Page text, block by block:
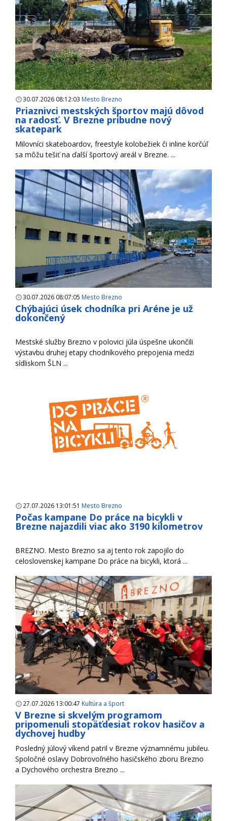
30.07.2026 08:12:03 Mesto Brezno
Priaznivci mestských športov majú dôvod
na radosť. V Brezne pribudne nový
skatepark
Milovníci skateboardov, freestyle kolobežiek či inline korčúľ
sa môžu tešiť na ďalší športový areál v Brezne. ...
30.07.2026 08:07:05 Mesto Brezno
Chýbajúci úsek chodníka pri Aréne je už
dokončený
Mestské služby Brezno v polovici júla úspešne ukončili
výstavbu druhej etapy chodníkového prepojenia medzi
sídliskom ŠLN ...
27.07.2026 13:01:51 Mesto Brezno
Počas kampane Do práce na bicykli v
Brezne najazdili viac ako 3190 kilometrov
BREZNO. Mesto Brezno sa aj tento rok zapojilo do
celoslovenskej kampane Do práce na bicykli, ktorá ...
27.07.2026 13:00:47 Kultúra a šport
V Brezne si skvelým programom
pripomenuli stopäťdesiat rokov hasičov a
dychovej hudby
Posledný júlový víkend patril v Brezne významnému jubileu.
Spoločné oslavy Dobrovoľného hasičského zboru Brezno
a Dychového orchestra Brezno ...